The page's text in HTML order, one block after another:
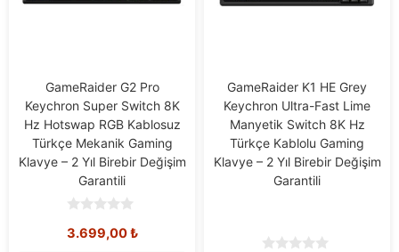
GameRaider G2 Pro
Keychron Super Switch 8K
Hz Hotswap RGB Kablosuz
Türkçe Mekanik Gaming
Klavye – 2 Yıl Birebir Değişim
Garantili
o
3.699,00₺
GameRaider K1 HE Grey
Keychron Ultra-Fast Lime
Manyetik Switch 8K Hz
Türkçe Kablolu Gaming
Klavye – 2 Yıl Birebir Değişim
Garantili